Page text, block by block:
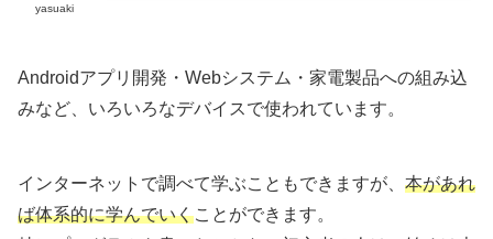
yasuaki
Androidアプリ開発・Webシステム・家電製品への組み込
みなど、いろいろなデバイスで使われています。
インターネットで調べて学ぶこともできますが、 本があれ
ば体系的に学んでいくことができます。